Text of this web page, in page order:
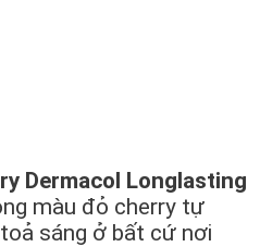
Dermacol Longlasting
màu đỏ cherry tự
sáng ở bất cứ nơi